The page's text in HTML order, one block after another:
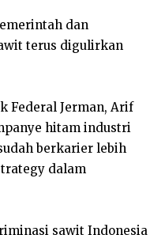
dan
terus digulirkan
Federal Jerman, Arif
hitam industri
berkarier lebih
dalam
sawit Indonesia